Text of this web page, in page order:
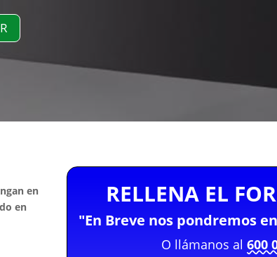
en
en
RELLENA EL
"En Breve nos pondremos
O llámanos al600